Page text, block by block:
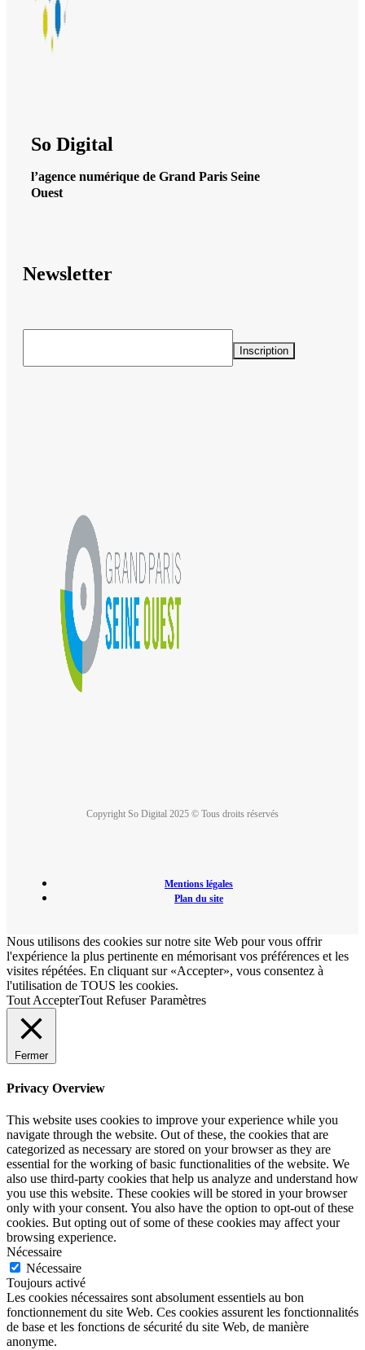
So Digital
l’agence numérique de Grand Paris Seine
Ouest
Newsletter
Copyright So Digital 2025 © Tous droits réservés
Mentions légales
Plan du site
Nous utilisons des cookies sur notre site Web pour vous offrir
l'expérience la plus pertinente en mémorisant vos préférences et les
visites répétées. En cliquant sur «Accepter», vous consentez à
l'utilisation de TOUS les cookies.
Tout AccepterTout Refuser Paramètres
Fermer
Privacy Overview
This website uses cookies to improve your experience while you
navigate through the website. Out of these, the cookies that are
categorized as necessary are stored on your browser as they are
essential for the working of basic functionalities of the website. We
also use third-party cookies that help us analyze and understand how
you use this website. These cookies will be stored in your browser
only with your consent. You also have the option to opt-out of these
cookies. But opting out of some of these cookies may affect your
browsing experience.
Nécessaire
Nécessaire
Toujours activé
Les cookies nécessaires sont absolument essentiels au bon
fonctionnement du site Web. Ces cookies assurent les fonctionnalités
de base et les fonctions de sécurité du site Web, de manière
anonyme.